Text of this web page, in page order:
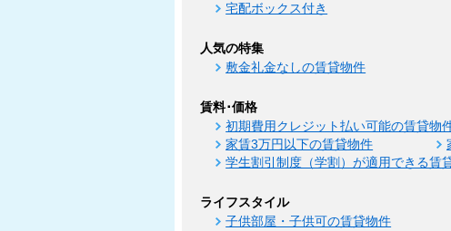
宅配ボックス付き
人気の特集
敷金礼金なしの賃貸物件
賃料･価格
初期費用クレジット払い可能の賃貸物
家賃3万円以下の賃貸物件
学生割引制度（学割）が適用できる賃
ライフスタイル
子供部屋・子供可の賃貸物件